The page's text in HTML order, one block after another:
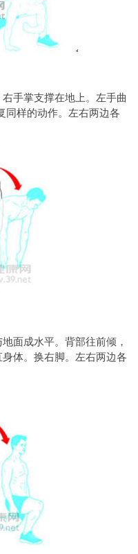
手掌支撑在地上。左手曲
同样的动作。左右两边各
成水平。背部往前倾，
体。换右脚。左右两边各